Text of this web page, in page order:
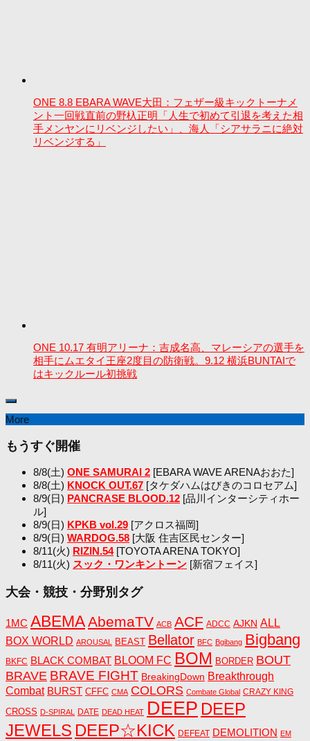
ONE 8.8 EBARA WAVE大田：フェザー級キックトーナメ
ント一回戦直前の野杁正明「人生で初めて引退を考えた相
手メンヤンにリベンジしたい」、海人「シアサラニに絶対
リベンジする」
ONE 10.17 有明アリーナ：吉成名高、マレーシアの選手を
相手にムエタイ王座2度目の防衛戦。9.12 横浜BUNTAIで
はキックルール初挑戦
More
もうすぐ開催
8/8(土) ONE SAMURAI 2 [EBARA WAVE ARENAおおた]
8/8(土) KNOCK OUT.67 [タケダハムはびきのコロセアム]
8/9(日) PANCRASE BLOOD.12 [品川インターシティホー
ル]
8/9(日) KPKB vol.29 [アクロス福岡]
8/9(日) WARDOG.58 [大阪 住吉区民センター]
8/11(火) RIZIN.54[TOYOTA ARENA TOKYO]
8/11(火) スック・ワンキントーン [新宿フェイス]
大会・競技・分野別タグ
1MC ABEMAAbemaTV ACB ACF ADCC AJKN ALL
BOX WORLD AROUSAL BEAST Bellator BFC Bgibang Bigbang
BKFC BLACK COMBAT BLOOM FC BOM BORDER BOUT
BRAVE BRAVE FIGHT BreakingDown Breakthrough
Combat BURST CFFC CMA COLORS Combate Global CRAZY KING
CROSS D-SPIRAL DATE DEAD HEAT DEEP DEEP
JEWELS DEEP☆KICK DEFEAT DEMOLITION EM